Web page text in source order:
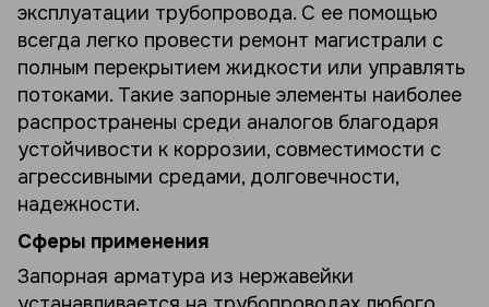
эксплуатации трубопровода. С ее помощью
всегда легко провести ремонт магистрали с
полным перекрытием жидкости или управлять
потоками. Такие запорные элементы наиболее
распространены среди аналогов благодаря
устойчивости к коррозии, совместимости с
агрессивными средами, долговечности,
надежности.
Сферы применения
Запорная арматура из нержавейки